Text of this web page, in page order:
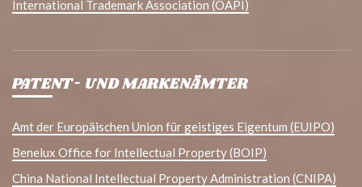
International Trademark Association (OAPI)
PATENT- UND MARKENÄMTER
Amt der Europäischen Union für geistiges Eigentum (EUIPO)
Benelux Office for Intellectual Property (BOIP)
China National Intellectual Property Administration (CNIPA)